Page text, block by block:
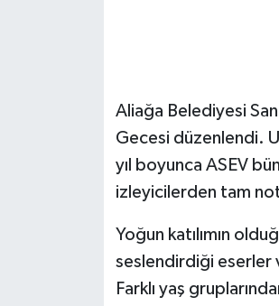
Aliağa Belediyesi
Gecesi düzenlendi.
yıl boyunca ASEV
izleyicilerden tam
Yoğun katılımın
seslendirdiği eserler
Farklı yaş
İş Dünyası